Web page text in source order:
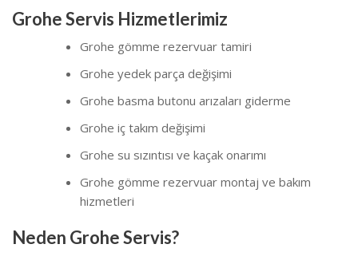
Grohe Servis Hizmetlerimiz
Grohe gömme rezervuar tamiri
Grohe yedek parça değişimi
Grohe basma butonu arızaları giderme
Grohe iç takım değişimi
Grohe su sızıntısı ve kaçak onarımı
Grohe gömme rezervuar montaj ve bakım
hizmetleri
Neden Grohe Servis?